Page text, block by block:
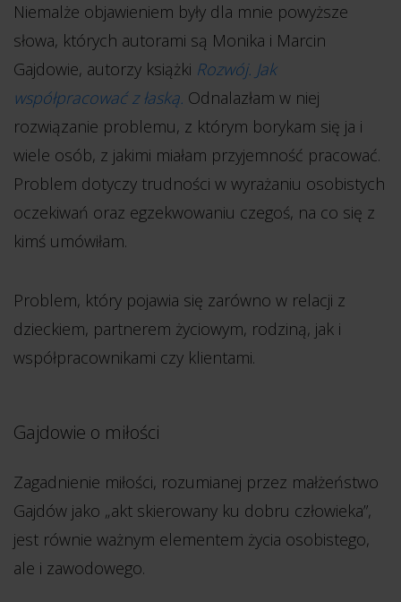
Niemalże objawieniem były dla mnie powyższe
słowa, których autorami są Monika i Marcin
Gajdowie, autorzy książki Rozwój. Jak
współpracować z łaską. Odnalazłam w niej
rozwiązanie problemu, z którym borykam się ja i
wiele osób, z jakimi miałam przyjemność pracować.
Problem dotyczy trudności w wyrażaniu osobistych
oczekiwań oraz egzekwowaniu czegoś, na co się z
kimś umówiłam.
Problem, który pojawia się zarówno w relacji z
dzieckiem, partnerem życiowym, rodziną, jak i
współpracownikami czy klientami.
Gajdowie o miłości
Zagadnienie miłości, rozumianej przez małżeństwo
Gajdów jako „akt skierowany ku dobru człowieka”,
jest równie ważnym elementem życia osobistego,
ale i zawodowego.